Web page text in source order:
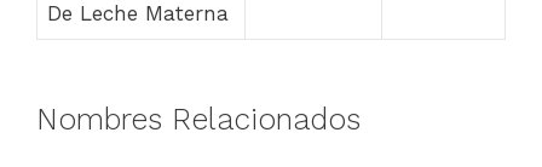
De Leche Materna
Nombres Relacionados